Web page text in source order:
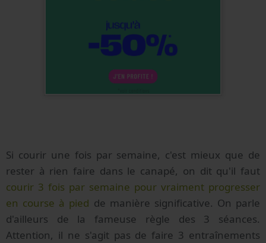
Si courir une fois par semaine, c'est mieux que de
rester à rien faire dans le canapé, on dit qu'il faut
courir 3 fois par semaine pour vraiment progresser
en course à pied de manière significative. On parle
d'ailleurs de la fameuse règle des 3 séances.
Attention, il ne s'agit pas de faire 3 entraînements